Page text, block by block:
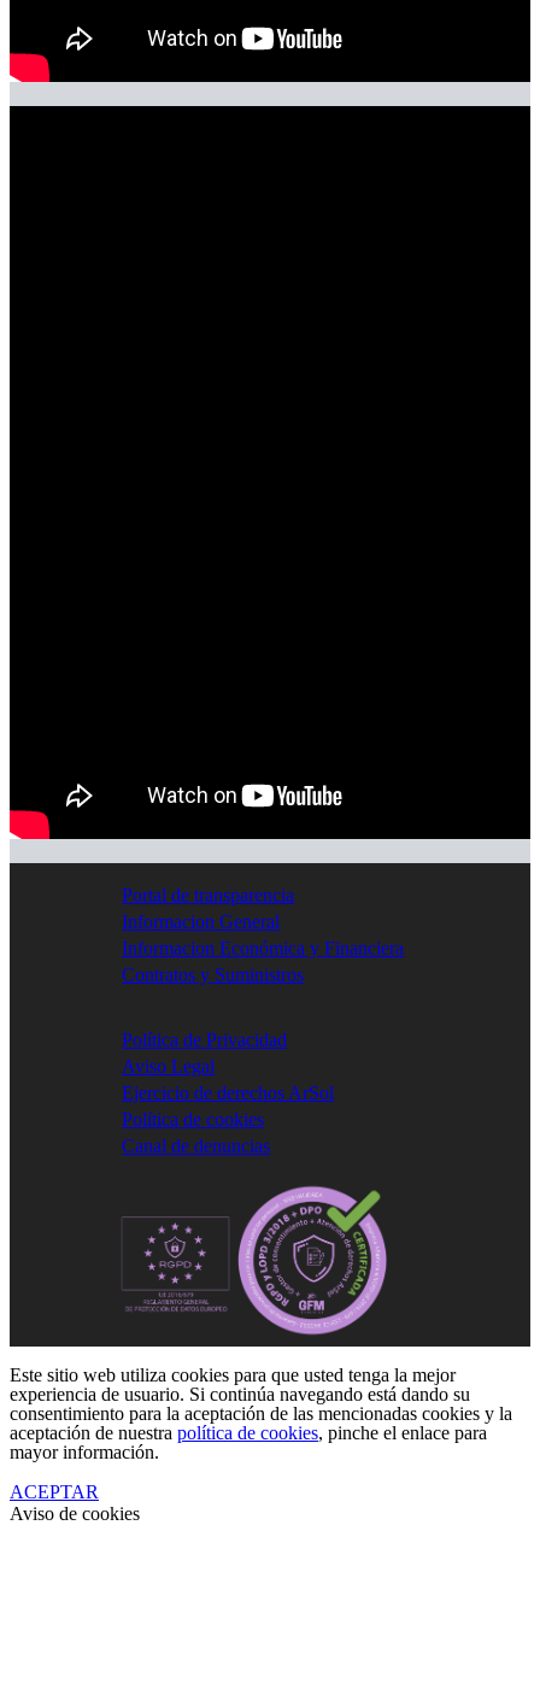
Portal de transparencia
Informacion General
Informacion Económica y Financiera
Contratos y Suministros
Política de Privacidad
Aviso Legal
Ejercicio de derechos ArSol
Política de cookies
Canal de denuncias
Este sitio web utiliza cookies para que usted tenga la mejor
experiencia de usuario. Si continúa navegando está dando su
consentimiento para la aceptación de las mencionadas cookies y la
aceptación de nuestra política de cookies, pinche el enlace para
mayor información.
ACEPTAR
Aviso de cookies